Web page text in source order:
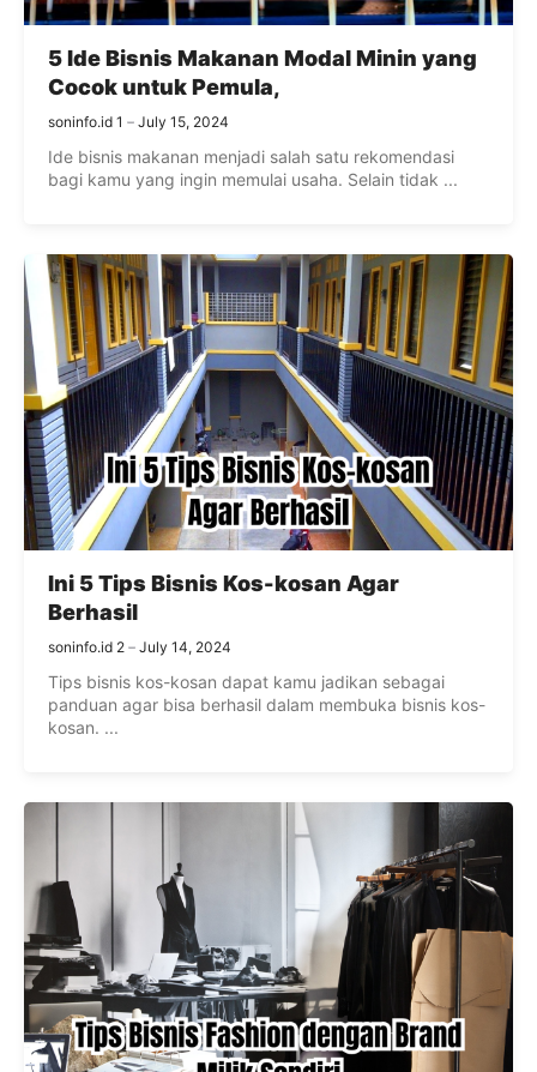
5 Ide Bisnis Makanan Modal Minin yang
Cocok untuk Pemula,
soninfo.id 1 July 15, 2024
Ide bisnis makanan menjadi salah satu rekomendasi
bagi kamu yang ingin memulai usaha. Selain tidak ...
Ini 5 Tips Bisnis Kos-kosan Agar
Berhasil
soninfo.id 2 July 14, 2024
Tips bisnis kos-kosan dapat kamu jadikan sebagai
panduan agar bisa berhasil dalam membuka bisnis kos-
kosan. ...